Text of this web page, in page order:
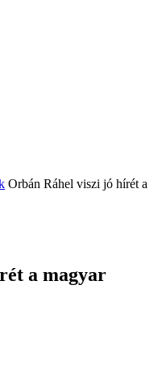
Orbán Ráhel viszi jó hírét a
a magyar